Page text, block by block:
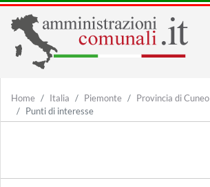
Home Italia Piemonte Provincia di Cuneo
Punti di interesse